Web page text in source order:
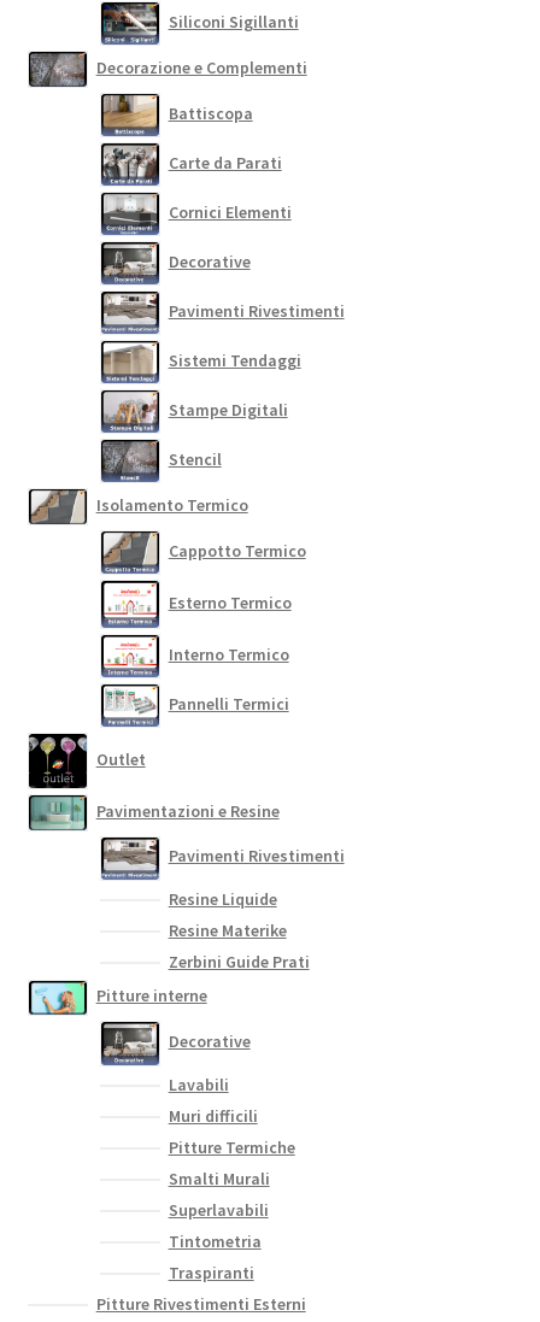
Siliconi Sigillanti
Decorazione e Complementi
Battiscopa
Carte da Parati
Cornici Elementi
Decorative
Pavimenti Rivestimenti
Sistemi Tendaggi
Stampe Digitali
Stencil
Isolamento Termico
Cappotto Termico
Esterno Termico
Interno Termico
Pannelli Termici
Outlet
Pavimentazioni e Resine
Pavimenti Rivestimenti
Resine Liquide
Resine Materike
Zerbini Guide Prati
Pitture interne
Decorative
Lavabili
Muri difficili
Pitture Termiche
Smalti Murali
Superlavabili
Tintometria
Traspiranti
Pitture Rivestimenti Esterni